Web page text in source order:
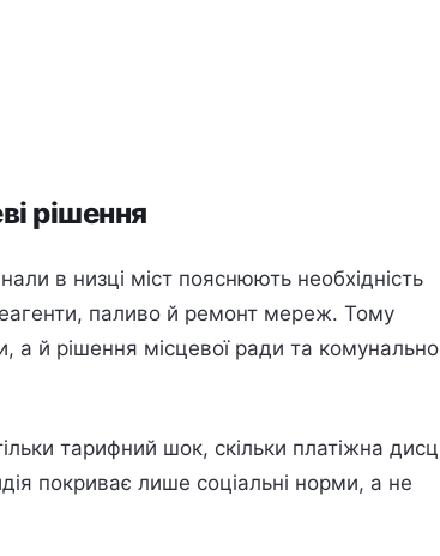
рішення
в низці міст пояснюють необхідність
паливо й ремонт мереж. Тому
й рішення місцевої ради та
тарифний шок, скільки платіжна
покриває лише соціальні норми, а не